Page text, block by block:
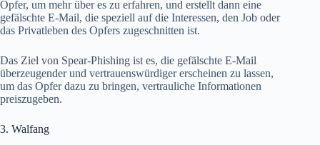
Opfer, um mehr über es zu erfahren, und erstellt dann eine
gefälschte E-Mail, die speziell auf die Interessen, den Job oder
das Privatleben des Opfers zugeschnitten ist.
Das Ziel von Spear-Phishing ist es, die gefälschte E-Mail
überzeugender und vertrauenswürdiger erscheinen zu lassen,
um das Opfer dazu zu bringen, vertrauliche Informationen
preiszugeben.
3. Walfang